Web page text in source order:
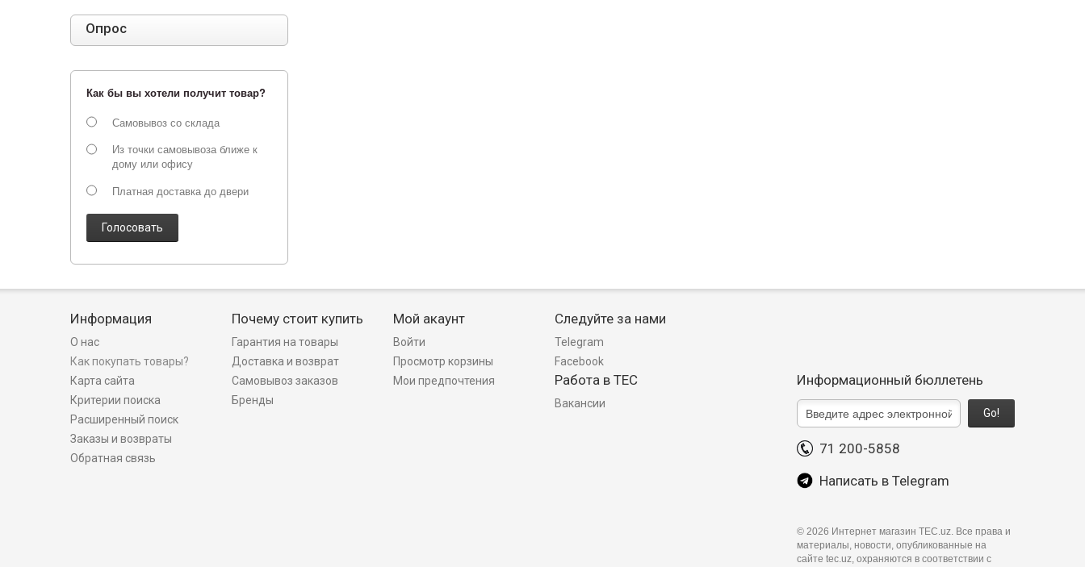
Опрос
Как бы вы хотели получит товар?
Самовывоз со склада
Из точки самовывоза ближе к
дому или офису
Платная доставка до двери
Голосовать
Информация
О нас
Как покупать товары?
Карта сайта
Критерии поиска
Расширенный поиск
Заказы и возвраты
Обратная связь
Почему стоит купить
Гарантия на товары
Доставка и возврат
Самовывоз заказов
Бренды
Мой акаунт
Войти
Просмотр корзины
Мои предпочтения
Следуйте за нами
Telegram
Facebook
Работа в TEC
Вакансии
Информационный бюллетень
Go!
71 200-5858
Написать в Telegram
© 2026 Интернет магазин TEC.uz. Все права и
материалы, новости, опубликованные на
сайте tec.uz, охраняются в соответствии с